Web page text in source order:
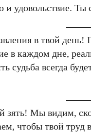
и удовольствие.
в твой день!
в каждом дне,
судьба всегда
Мы видим,
чтобы твой труд